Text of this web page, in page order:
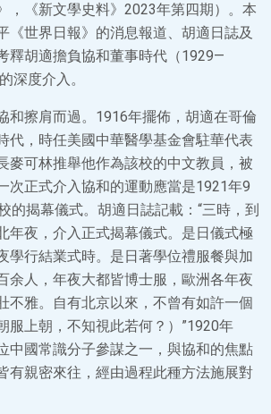
，《新文學史料》2023年第四期）。本
《世界日報》的消息報道、胡適日誌及
釋胡適擔負協和董事時代（1929—
深度介入。
和擦肩而過。1916年擺佈，胡適在哥倫
代，時任美國中華醫學基金會駐華代表
麥可林推舉他作為該校的中文教員，被
次正式介入協和的運動應當是1921年9
的揭幕儀式。胡適日誌記載：“三時，到
年夜，介入正式揭幕儀式。是日儀式極
學行結業式時。是日著學位禮服餐與加
余人，年夜大都皆博士服，歐洲各年夜
不雅。自有北京以來，不曾有如許一個
服上朝，不知視此若何？）”1920年
中國常識分子參謀之一，與協和的焦點
有親密來往，經由過程此種方法施展對